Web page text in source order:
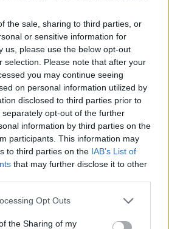
the sale, sharing to third parties, or
or sensitive information for
us, please use the below opt-out
selection. Please note that after your
you may continue seeing
on personal information utilized by
disclosed to third parties prior to
opt-out of the further
information by third parties on the
participants. This information may
to third parties on the IAB’s List of
that may further disclose it to other
Opt Outs
the Sharing of my
VIEW POST
DIVENTA UN
A TUTTO TONDO
le carte in regola per offrire il miglior
di oggi. «La gamma di prodotti yallo